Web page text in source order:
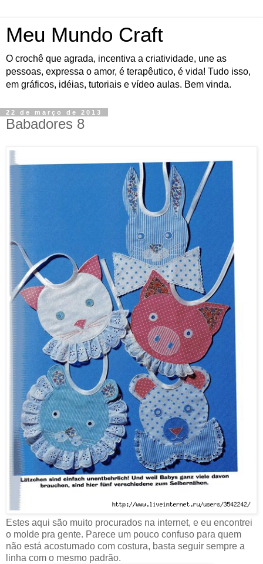
Meu Mundo Craft
O crochê que agrada, incentiva a criatividade, une as
pessoas, expressa o amor, é terapêutico, é vida! Tudo isso,
em gráficos, idéias, tutoriais e vídeo aulas. Bem vinda.
22 de março de 2013
Babadores 8
Estes aqui são muito procurados na internet, e eu encontrei
o molde pra gente. Parece um pouco confuso para quem
não está acostumado com costura, basta seguir sempre a
linha com o mesmo padrão.